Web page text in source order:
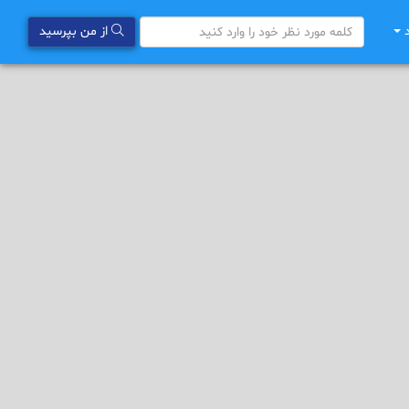
از من بپرسید